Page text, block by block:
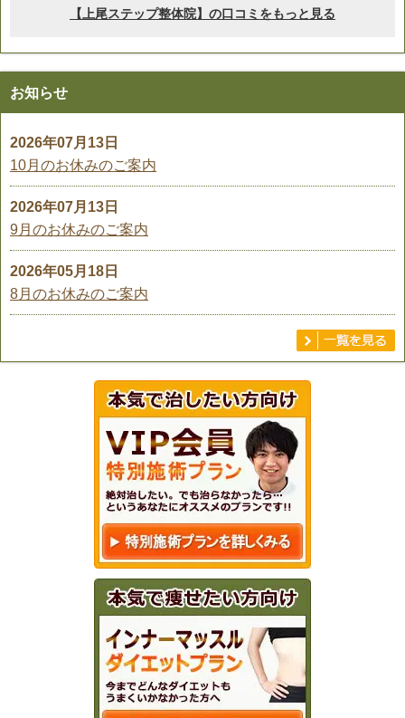
お知らせ
2026年07月13日
10月のお休みのご案内
2026年07月13日
9月のお休みのご案内
2026年05月18日
8月のお休みのご案内